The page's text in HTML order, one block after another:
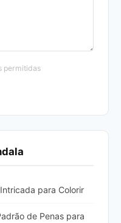
permitidas
para Colorir
de Penas para